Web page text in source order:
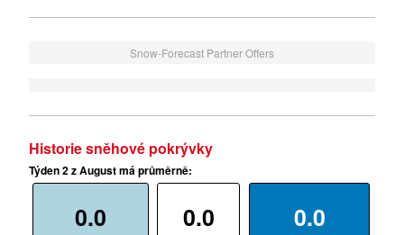
Snow-Forecast Partner Offers
Historie sněhové pokrývky
Týden 2 z August má průměrně:
0.0 0.0 0.0